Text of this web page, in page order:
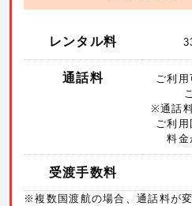
レンタル料
通話料
ご利
※通話
ご利
料金
受渡手数料
※複数国渡航の場合、通話料が